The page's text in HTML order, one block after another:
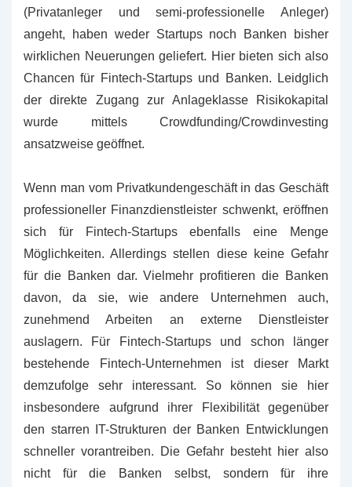
(Privatanleger und semi-professionelle Anleger)
angeht, haben weder Startups noch Banken bisher
wirklichen Neuerungen geliefert. Hier bieten sich also
Chancen für Fintech-Startups und Banken. Leidglich
der direkte Zugang zur Anlageklasse Risikokapital
wurde mittels Crowdfunding/Crowdinvesting
ansatzweise geöffnet.
Wenn man vom Privatkundengeschäft in das Geschäft
professioneller Finanzdienstleister schwenkt, eröffnen
sich für Fintech-Startups ebenfalls eine Menge
Möglichkeiten. Allerdings stellen diese keine Gefahr
für die Banken dar. Vielmehr profitieren die Banken
davon, da sie, wie andere Unternehmen auch,
zunehmend Arbeiten an externe Dienstleister
auslagern. Für Fintech-Startups und schon länger
bestehende Fintech-Unternehmen ist dieser Markt
demzufolge sehr interessant. So können sie hier
insbesondere aufgrund ihrer Flexibilität gegenüber
den starren IT-Strukturen der Banken Entwicklungen
schneller vorantreiben. Die Gefahr besteht hier also
nicht für die Banken selbst, sondern für ihre